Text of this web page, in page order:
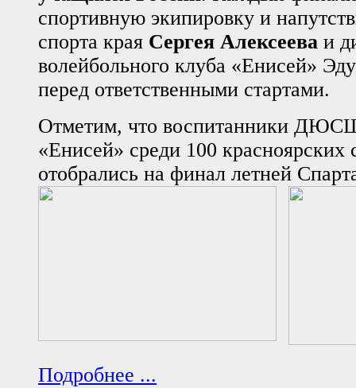
спортивную экипировку и
спорта края Сергея Алексеева и
волейбольного клуба «Енисей»
перед ответственными стартами.
Отметим, что воспитанники
«Енисей» среди 100 красноярских
отобрались на финал летней
Подробнее ...